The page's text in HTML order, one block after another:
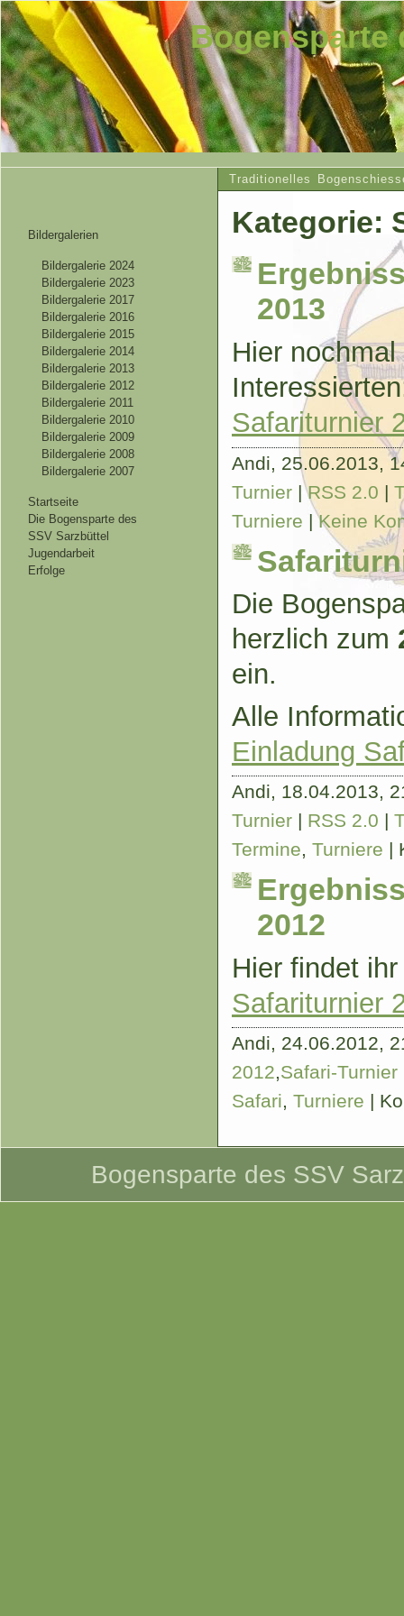
Bogensparte
Traditionelles
Bildergalerien
Bildergalerie 2024
Bildergalerie 2023
Bildergalerie 2017
Bildergalerie 2016
Bildergalerie 2015
Bildergalerie 2014
Bildergalerie 2013
Bildergalerie 2012
Bildergalerie 2011
Bildergalerie 2010
Bildergalerie 2009
Bildergalerie 2008
Bildergalerie 2007
Startseite
Die Bogensparte des
SSV Sarzbüttel
Jugendarbeit
Erfolge
Kategorie:
2013
Hier
Safariturnier
Andi, 25.06.2013,
Turnier |RSS 2.0 |
Turniere |Keine
Die
herzlich zum
ein.
Alle
Einladung
Andi, 18.04.2013,
Turnier | RSS 2.0 |
Termine, Turniere |
2012
Hier findet
Safariturnier
Andi, 24.06.2012,
2012,Safari-Turnier
Safari, Turniere |
Bogensparte des SSV